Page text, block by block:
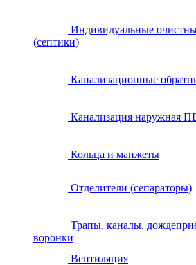
Индивидуальные
(септики)
Канализационные
Канализация наружная
Кольца и манжеты
Отделители (сепараторы)
Трапы, каналы,
воронки
Вентиляция